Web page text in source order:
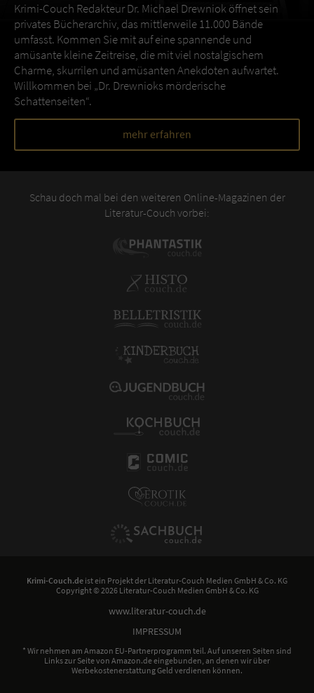
Krimi-Couch Redakteur Dr. Michael Drewniok öffnet sein
privates Bücherarchiv, das mittlerweile 11.000 Bände
umfasst. Kommen Sie mit auf eine spannende und
amüsante kleine Zeitreise, die mit viel nostalgischem
Charme, skurrilen und amüsanten Anekdoten aufwartet.
Willkommen bei „Dr. Drewnioks mörderische
Schattenseiten“.
mehr erfahren
Schau doch mal bei den weiteren Online-Magazinen der
Literatur-Couch vorbei:
Krimi-Couch.de ist ein Projekt der Literatur-Couch Medien GmbH & Co. KG
Copyright © 2026 Literatur-Couch Medien GmbH & Co. KG
www.literatur-couch.de
IMPRESSUM
* Wir nehmen am Amazon EU-Partnerprogramm teil. Auf unseren Seiten sind
Links zur Seite von Amazon.de eingebunden, an denen wir über
Werbekostenerstattung Geld verdienen können.